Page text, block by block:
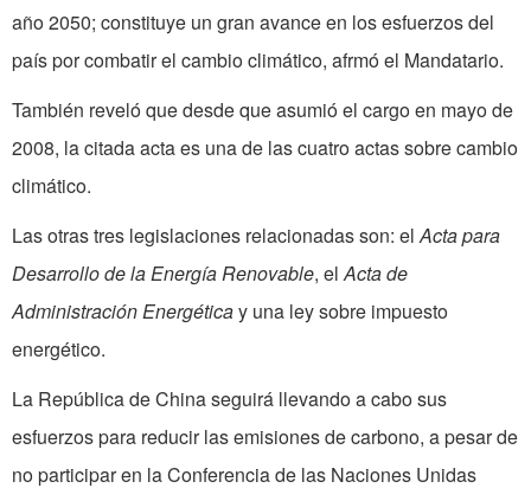
año 2050; constituye un gran avance en los esfuerzos del
país por combatir el cambio climático, afrmó el Mandatario.
También reveló que desde que asumió el cargo en mayo de
2008, la citada acta es una de las cuatro actas sobre cambio
climático.
Las otras tres legislaciones relacionadas son: elActa para
Desarrollo de la Energía Renovable, elActa de
Administración Energéticay una ley sobre impuesto
energético.
La República de China seguirá llevando a cabo sus
esfuerzos para reducir las emisiones de carbono, a pesar de
no participar en la Conferencia de las Naciones Unidas